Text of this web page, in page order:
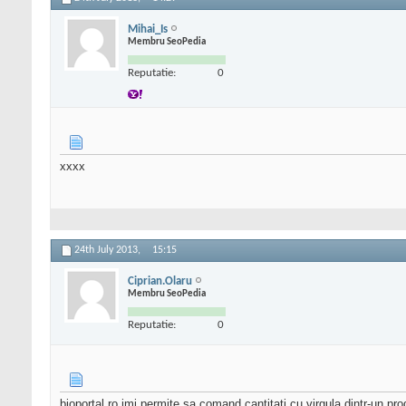
Mihai_Is
Membru SeoPedia
Reputatie: 0
xxxx
24th July 2013, 15:15
Ciprian.Olaru
Membru SeoPedia
Reputatie: 0